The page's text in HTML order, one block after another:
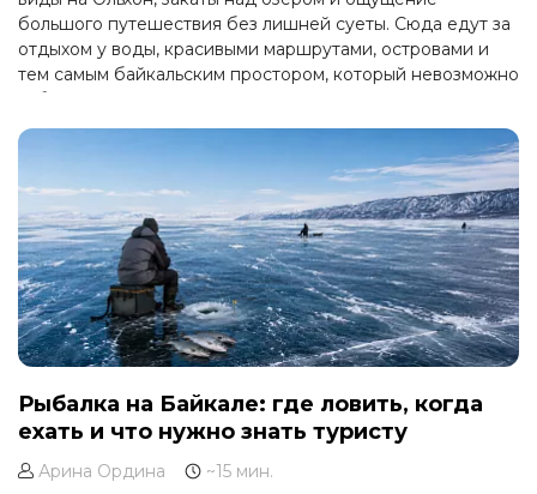
большого путешествия без лишней суеты. Сюда едут за
отдыхом у воды, красивыми маршрутами, островами и
тем самым байкальским простором, который невозможно
забыть.
Рыбалка на Байкале: где ловить, когда
ехать и что нужно знать туристу
Арина Ордина
~15 мин.